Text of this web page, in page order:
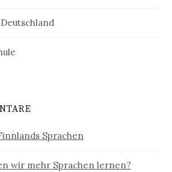
Sprachen
wir mehr Sprachen lernen?